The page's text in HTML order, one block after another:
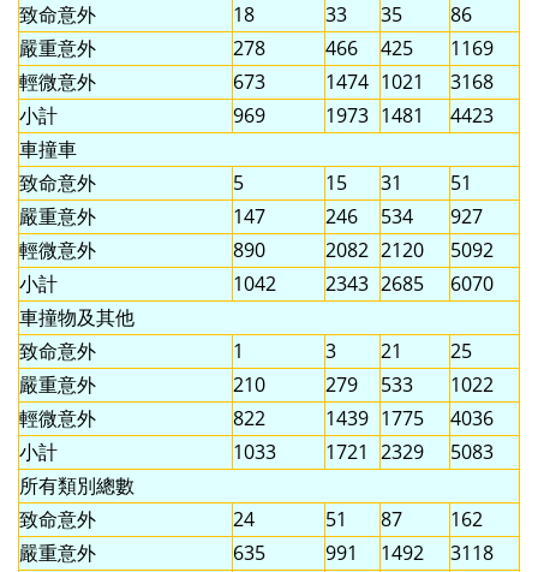
致命意外
18 33 35
86
嚴重意外
278 466 425
1169
輕微意外
673 1474 1021
3168
小計
969 1973 1481
4423
車撞車
致命意外
5 15 31
51
嚴重意外
147 246 534
927
輕微意外
890 2082 2120
5092
小計
1042 2343 2685
6070
車撞物及其他
致命意外
1 3 21
25
嚴重意外
210 279 533
1022
輕微意外
822 1439 1775
4036
小計
1033 1721 2329
5083
所有類別總數
致命意外
24 51 87
162
嚴重意外
635 991 1492 3118